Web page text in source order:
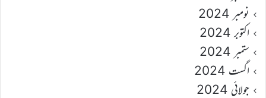
نومبر 2024
اکتوبر 2024
ستمبر 2024
اگست 2024
جولائی 2024